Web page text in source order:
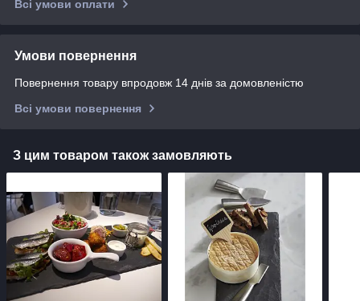
Всі умови оплати
Умови повернення
Повернення товару впродовж 14 днів за домовленістю
Всі умови повернення
З цим товаром також замовляють